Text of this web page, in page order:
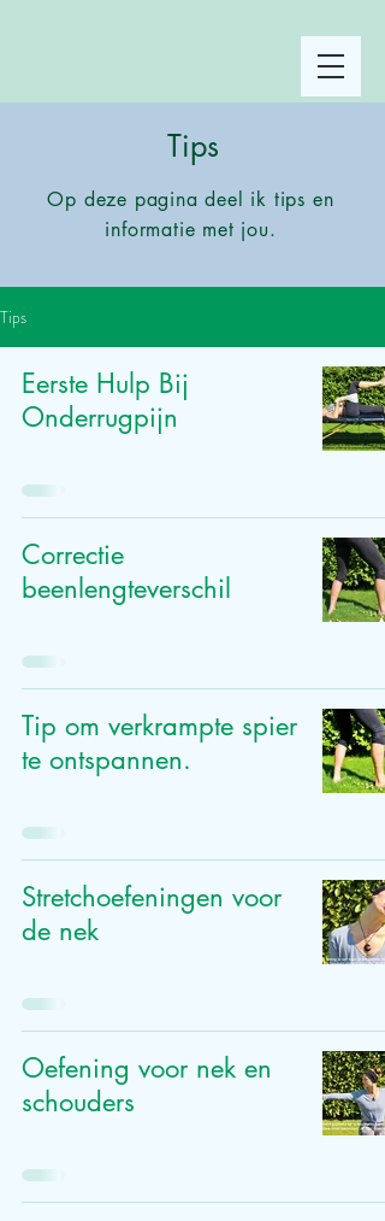
Tips
Op deze pagina deel ik tips en
informatie met jou.
Tips
Eerste Hulp Bij
Onderrugpijn
Correctie
beenlengteverschil
Tip om verkrampte spier
te ontspannen.
Stretchoefeningen voor
de nek
Oefening voor nek en
schouders